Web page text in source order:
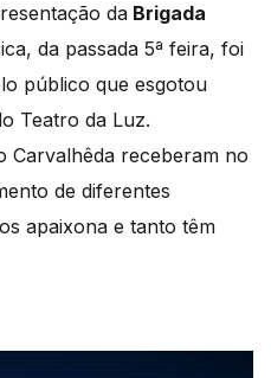
da Brigada
da passada 5ª feira, foi
público que esgotou
Teatro da Luz.
Carvalhêda receberam no
de diferentes
apaixona e tanto têm